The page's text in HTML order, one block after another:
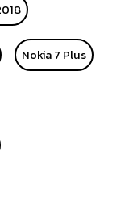
Nokia 7 Plus